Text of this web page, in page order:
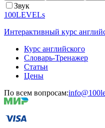
Звук
100LEVELs
Интерактивный курс
Курс английского
Словарь-Тренажер
Статьи
Цены
По всем вопросам: